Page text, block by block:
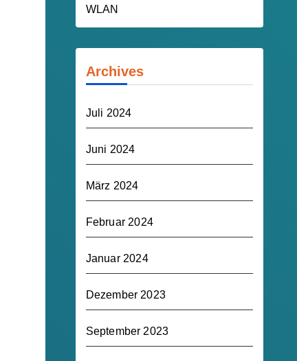
WLAN
Archives
Juli 2024
Juni 2024
März 2024
Februar 2024
Januar 2024
Dezember 2023
September 2023